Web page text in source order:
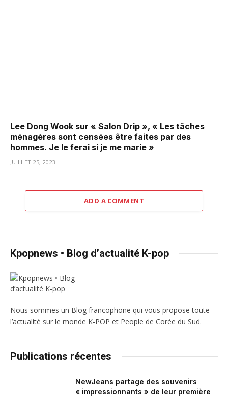
Lee Dong Wook sur « Salon Drip », « Les tâches
ménagères sont censées être faites par des
hommes. Je le ferai si je me marie »
JUILLET 25, 2023
ADD A COMMENT
Kpopnews • Blog d’actualité K-pop
Nous sommes un Blog francophone qui vous propose toute
l’actualité sur le monde K-POP et People de Corée du Sud.
Publications récentes
NewJeans partage des souvenirs
« impressionnants » de leur première